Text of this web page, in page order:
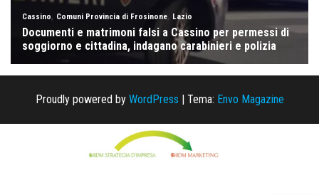
Proudly powered by WordPress | Tema: Envo Magazine